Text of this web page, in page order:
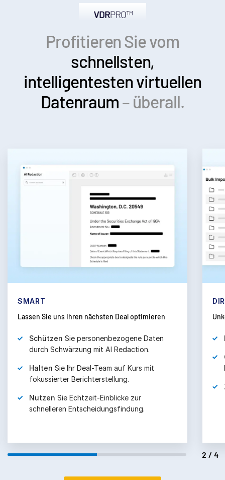
Profitieren Sie vom
schnellsten,
intelligentestenvirtuellen
Datenraum– überall.
SMART
Lassen Sie uns Ihren nächsten Deal optimieren
Schützen Sie personenbezogene Daten
durch Schwärzung mit AI Redaction.
Halten Sie Ihr Deal-Team auf Kurs mit
fokussierter Berichterstellung.
Nutzen Sie Echtzeit-Einblicke zur
schnelleren Entscheidungsfindung.
2/4